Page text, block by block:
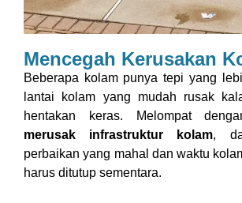
Mencegah Kerusakan
Beberapa kolam punya tepi yang
lantai kolam yang mudah rusak
hentakan keras. Melompat
merusak infrastruktur kolam,
perbaikan yang mahal dan waktu
harus ditutup sementara.